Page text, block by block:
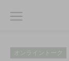
オンライントーク